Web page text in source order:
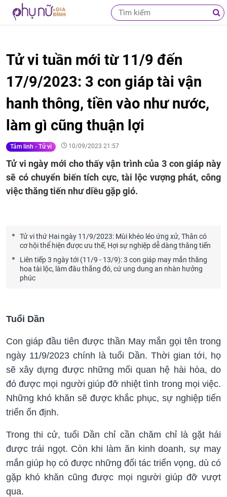
Tử vi tuần mới từ 11/9 đến
17/9/2023: 3 con giáp tài vận
hanh thông, tiền vào như nước,
làm gì cũng thuận lợi
Tâm linh - Tử vi 10/09/2023 21:57
Tử vi ngày mới cho thấy vận trình của 3 con giáp này
sẽ có chuyển biến tích cực, tài lộc vượng phát, công
việc thăng tiến như diều gặp gió.
Tử vi thứ Hai ngày 11/9/2023: Mùi khéo léo ứng xử, Thân có
cơ hội thể hiện được ưu thế, Hợi sự nghiệp dễ dàng thăng tiến
Liên tiếp 3 ngày tới (11/9 - 13/9): 3 con giáp may mắn thăng
hoa tài lộc, làm đâu thắng đó, cứ ung dung an nhàn hưởng
phúc
Tuổi Dần
Con giáp đầu tiên được thần May mắn gọi tên trong
ngày 11/9/2023 chính là tuổi Dần. Thời gian tới, họ
sẽ xây dựng được những mối quan hệ hài hòa, do
đó được mọi người giúp đỡ nhiệt tình trong mọi việc.
Những khó khăn sẽ được khắc phục, sự nghiệp tiến
triển ổn định.
Trong thi cử, tuổi Dần chỉ cần chăm chỉ là gặt hái
được trái ngọt. Còn khi làm ăn kinh doanh, sự may
mắn giúp họ có được những đối tác triển vọng, dù có
gặp khó khăn cũng được mọi người giúp đỡ vượt
qua.